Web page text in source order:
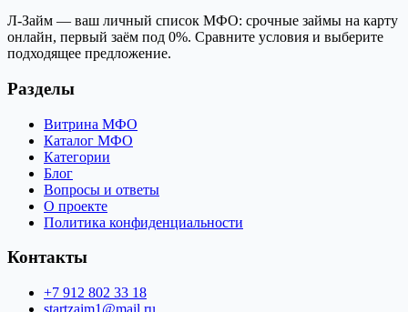
Л-Займ — ваш личный список МФО: срочные займы на карту
онлайн, первый заём под 0%. Сравните условия и выберите
подходящее предложение.
Разделы
Витрина МФО
Каталог МФО
Категории
Блог
Вопросы и ответы
О проекте
Политика конфиденциальности
Контакты
+7 912 802 33 18